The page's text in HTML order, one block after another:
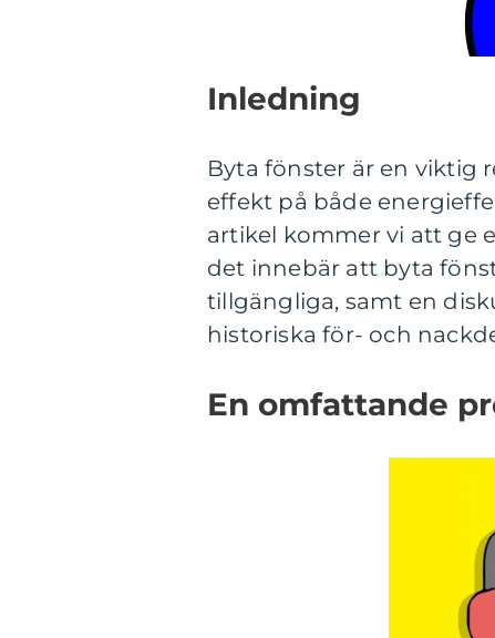
Inledning
Byta fönster är en viktig
effekt på både
artikel kommer vi att ge
det innebär att byta
tillgängliga, samt en
historiska för- och
En omfattande